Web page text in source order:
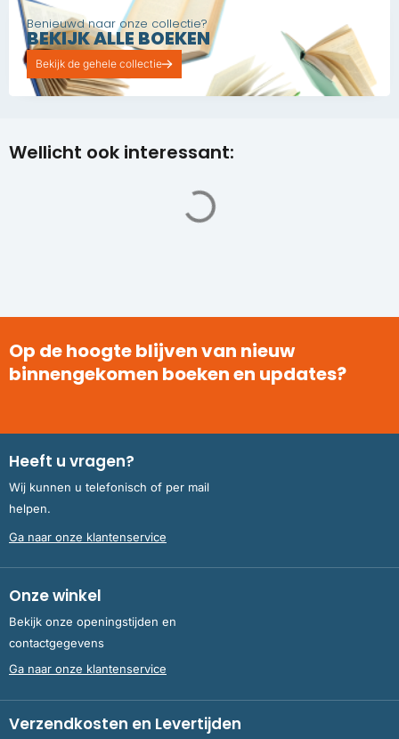
Benieuwd naar onze collectie?
BEKIJK ALLE BOEKEN
Bekijk de gehele collectie
Wellicht ook interessant:
Op de hoogte blijven van nieuw
binnengekomen boeken en updates?
Heeft u vragen?
Wij kunnen u telefonisch of per mail
helpen.
Ga naar onze klantenservice
Onze winkel
Bekijk onze openingstijden en
contactgegevens
Ga naar onze klantenservice
Verzendkosten en Levertijden